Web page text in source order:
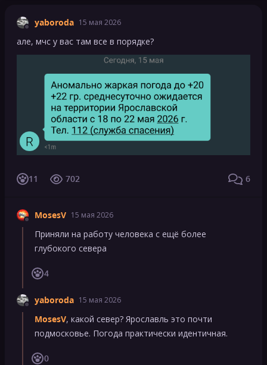
yaboroda 15 мая 2026
але, мчс у вас там все в порядке?
11 702 6
MosesV 15 мая 2026
Приняли на работу человека с ещё более
глубокого севера
4
yaboroda 15 мая 2026
MosesV, какой север? Ярославль это почти
подмосковье. Погода практически идентичная.
0